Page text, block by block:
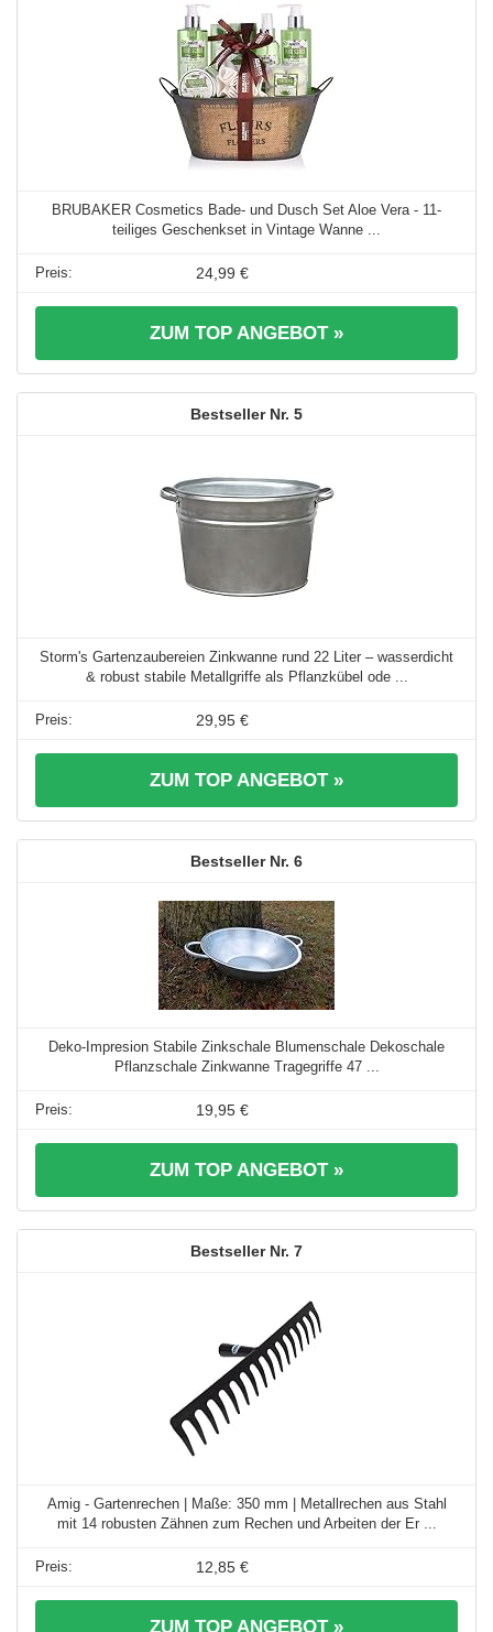
BRUBAKER Cosmetics Bade- und Dusch Set Aloe Vera - 11-
teiliges Geschenkset in Vintage Wanne ...
24,99 €
ZUM TOP ANGEBOT »
5
Storm's Gartenzaubereien Zinkwanne rund 22 Liter – wasserdicht
& robust stabile Metallgriffe als Pflanzkübel ode ...
29,95 €
ZUM TOP ANGEBOT »
6
Deko-Impresion Stabile Zinkschale Blumenschale Dekoschale
Pflanzschale Zinkwanne Tragegriffe 47 ...
19,95 €
ZUM TOP ANGEBOT »
7
Amig - Gartenrechen | Maße: 350 mm | Metallrechen aus Stahl
mit 14 robusten Zähnen zum Rechen und Arbeiten der Er ...
12,85 €
ZUM TOP ANGEBOT »